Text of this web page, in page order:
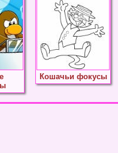
Кошачьи фокусы